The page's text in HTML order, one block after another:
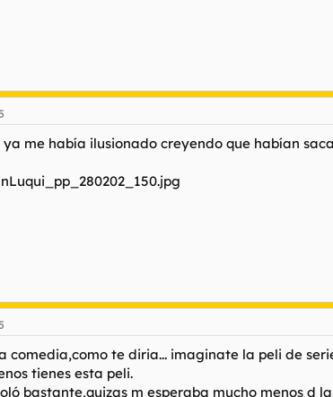
me había ilusionado creyendo que habían
comedia,como te diria... imaginate la peli de
tienes esta peli.
bastante,quizas m esperaba mucho menos d